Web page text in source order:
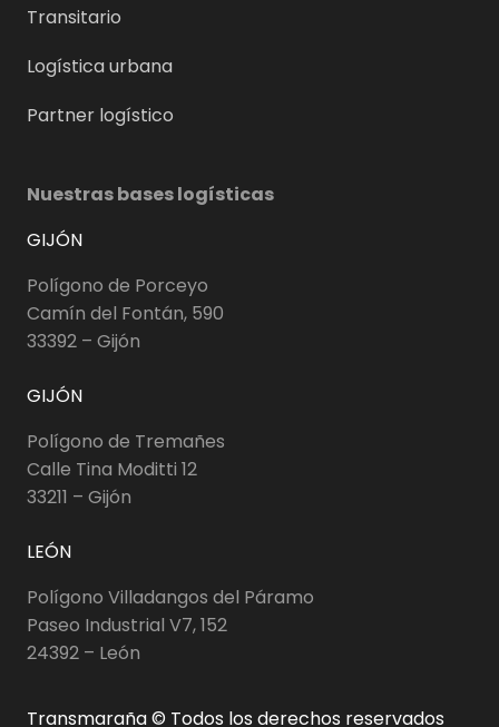
Transitario
Logística urbana
Partner logístico
Nuestras bases logísticas
GIJÓN
Polígono de Porceyo
Camín del Fontán, 590
33392 – Gijón
GIJÓN
Polígono de Tremañes
Calle Tina Moditti 12
33211 – Gijón
LEÓN
Polígono Villadangos del Páramo
Paseo Industrial V7, 152
24392 – León
Transmaraña © Todos los derechos reservados